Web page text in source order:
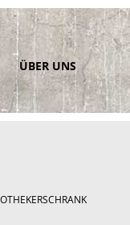
ÜBER UNS